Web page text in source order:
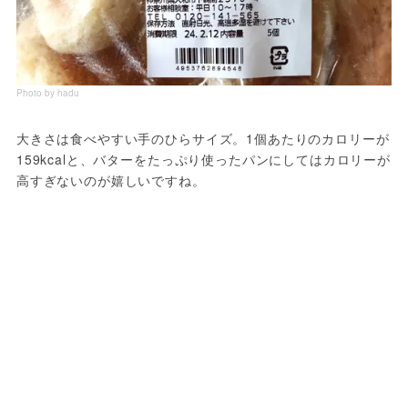
Photo by hadu
大きさは食べやすい手のひらサイズ。1個あたりのカロリーが
159kcalと、バターをたっぷり使ったパンにしてはカロリーが
高すぎないのが嬉しいですね。